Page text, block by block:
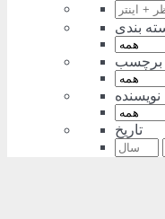
بندی
برچسب
نویسنده
تاریخ